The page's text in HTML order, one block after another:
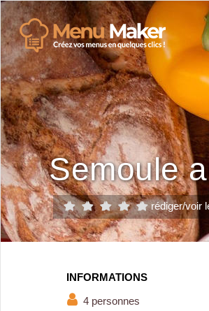
Semoule
rédiger/voir
INFORMATIONS
4 personnes